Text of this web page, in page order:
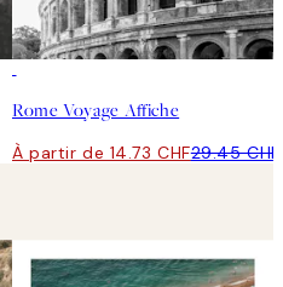
Rome Voyage Affiche
À partir de 14.73 CHF29.45 CHF